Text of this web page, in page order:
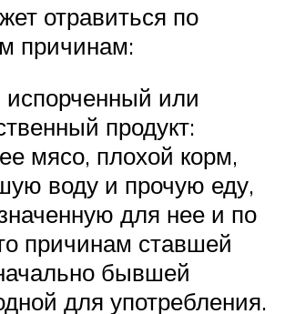
отравиться по
причинам:
испорченный или
продукт:
мясо, плохой корм,
воду и прочую еду,
для нее и по
причинам ставшей
бывшей
для употребления.